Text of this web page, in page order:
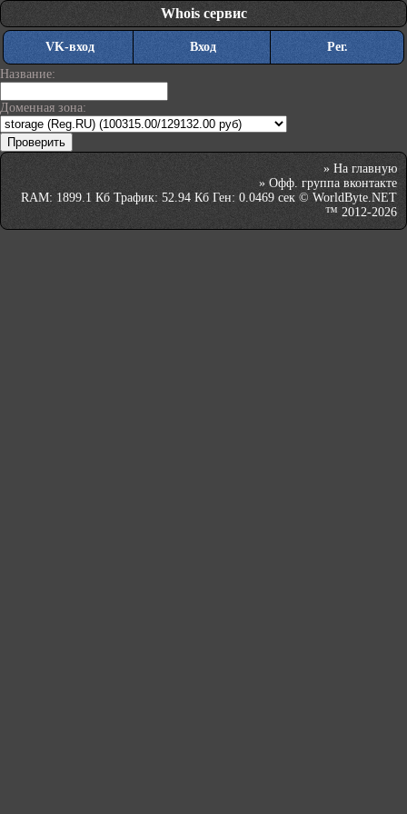
Whois сервис
VK-вход Вход
Рег.
Название:
Доменная зона:
» На главную
» Офф. группа вконтакте
RAM: 1899.1 Кб Трафик: 52.94 Кб Ген: 0.0469 сек © WorldByte.NET
™ 2012-2026